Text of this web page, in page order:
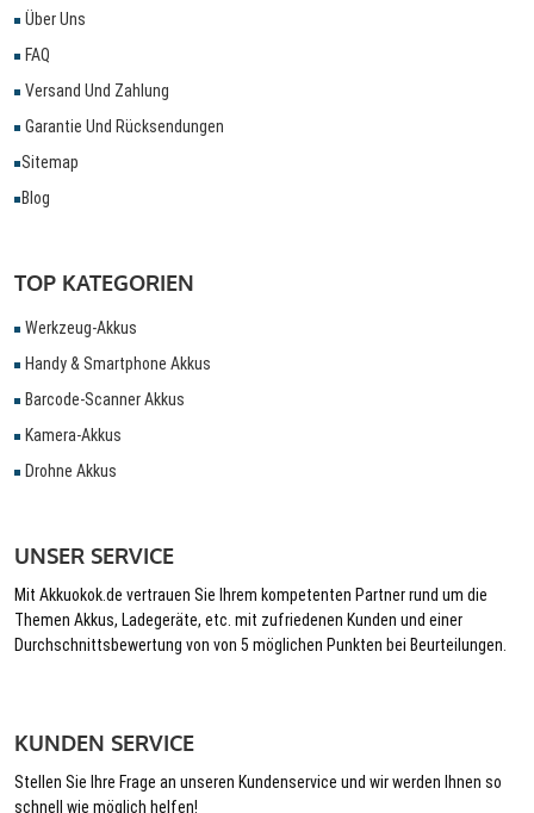
Über Uns
FAQ
Versand Und Zahlung
Garantie Und Rücksendungen
Sitemap
Blog
TOP KATEGORIEN
Werkzeug-Akkus
Handy & Smartphone Akkus
Barcode-Scanner Akkus
Kamera-Akkus
Drohne Akkus
UNSER SERVICE
Mit Akkuokok.de vertrauen Sie Ihrem kompetenten Partner rund um die
Themen Akkus, Ladegeräte, etc. mit zufriedenen Kunden und einer
Durchschnittsbewertung von von 5 möglichen Punkten bei Beurteilungen.
KUNDEN SERVICE
Stellen Sie Ihre Frage an unseren Kundenservice und wir werden Ihnen so
schnell wie möglich helfen!